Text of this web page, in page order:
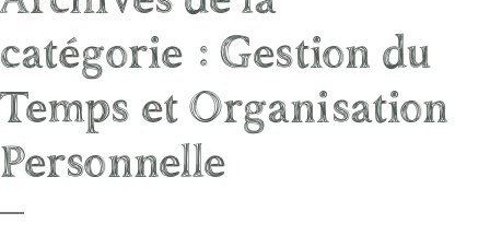
catégorie :Gestion du
Temps et Organisation
Personnelle